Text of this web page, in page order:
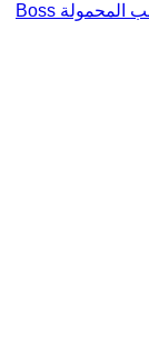
جديدة جزازة العشب المحمولة Boss